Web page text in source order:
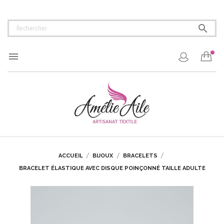


ACCUEIL BIJOUX
BRACELETS
BRACELET ÉLASTIQUE AVEC DISQUE POINÇONNÉ TAILLE ADULTE